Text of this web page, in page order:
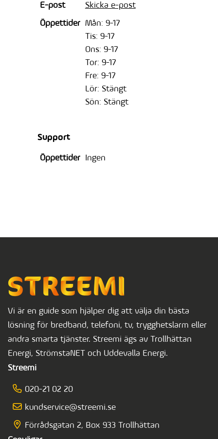
E-post
Skicka e-post
Öppettider Mån: 9-17
Tis: 9-17
Ons: 9-17
Tor: 9-17
Fre: 9-17
Lör: Stängt
Sön: Stängt
Support
Öppettider Ingen
Vi är en guide som hjälper dig att välja din bästa
lösning för bredband, telefoni, tv, trygghetslarm eller
andra smarta tjänster. Streemi ägs av Trollhättan
Energi, StrömstaNET och Uddevalla Energi.
Streemi
020-21 02 20
kundservice@streemi.se
Förrådsgatan 2, Box 933 Trollhättan